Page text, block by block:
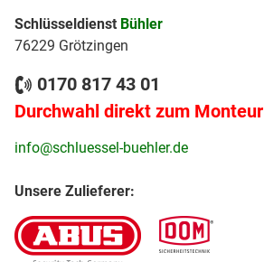
Schlüsseldienst Bühler
76229 Grötzingen
0170 817 43 01
Durchwahl direkt zum Monteur
info@schluessel-buehler.de
Unsere Zulieferer: